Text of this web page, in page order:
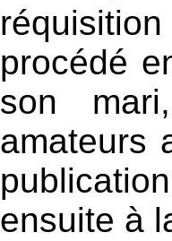
procédé
son
amateurs
ensuite à